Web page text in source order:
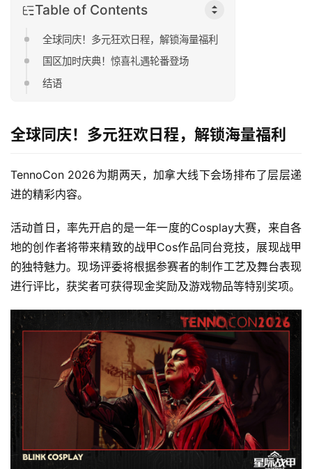
Table of Contents
全球同庆！多元狂欢日程，解锁海量福利
国区加时庆典！惊喜礼遇轮番登场
结语
全球同庆！多元狂欢日程，解锁海量福利
TennoCon 2026为期两天，加拿大线下会场排布了层层递
进的精彩内容。
活动首日，率先开启的是一年一度的Cosplay大赛，来自各
地的创作者将带来精致的战甲Cos作品同台竞技，展现战甲
的独特魅力。现场评委将根据参赛者的制作工艺及舞台表现
进行评比，获奖者可获得现金奖励及游戏物品等特别奖项。